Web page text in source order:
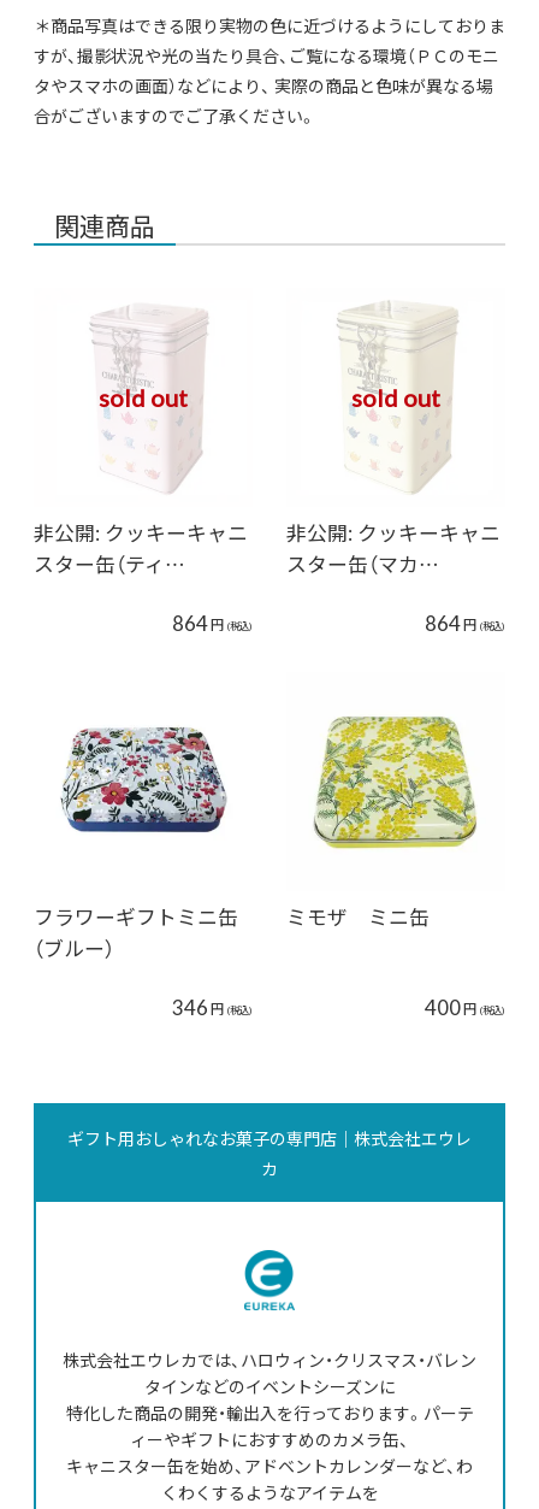
＊商品写真はできる限り実物の色に近づけるようにしておりま
すが、撮影状況や光の当たり具合、ご覧になる環境（ＰＣのモニ
タやスマホの画面）などにより、 実際の商品と色味が異なる場
合がございますのでご了承ください。
関連商品
sold out
非公開: クッキーキャニ
スター缶（ティ…
864円 (税込)
sold out
非公開: クッキーキャニ
スター缶（マカ…
864円 (税込)
フラワーギフトミニ缶
（ブルー）
346 円 (税込)
ミモザ ミニ缶
400円 (税込)
ギフト用おしゃれなお菓子の専門店｜株式会社エウレ
カ
株式会社エウレカでは、ハロウィン・クリスマス・バレン
タインなどのイベントシーズンに
特化した商品の開発・輸出入を行っております。パーテ
ィーやギフトにおすすめのカメラ缶、
キャニスター缶を始め、アドベントカレンダーなど、わ
くわくするようなアイテムを